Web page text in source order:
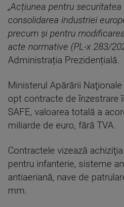
„Acțiunea pentru securitatea
consolidarea industriei
precum și pentru
acte normative (PL-x 283/
Administrația Prezidențială.
Ministerul Apărării
opt contracte de înzestrare
SAFE, valoarea totală a
miliarde de euro, fără TVA.
Contractele vizează
pentru infanterie, sisteme
antiaeriană, nave de
mm.